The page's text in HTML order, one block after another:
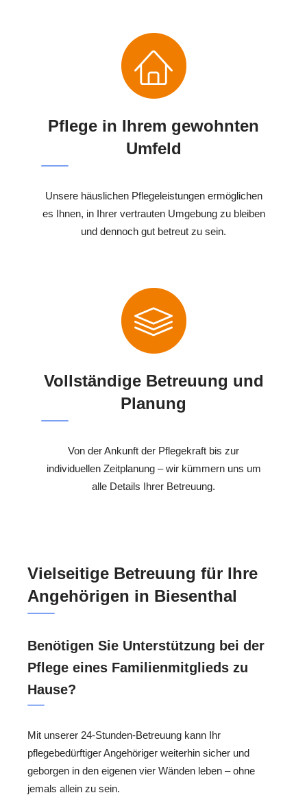
Pflege in Ihrem gewohnten
Umfeld
Unsere häuslichen Pflegeleistungen ermöglichen
es Ihnen, in Ihrer vertrauten Umgebung zu bleiben
und dennoch gut betreut zu sein.
Vollständige Betreuung und
Planung
Von der Ankunft der Pflegekraft bis zur
individuellen Zeitplanung – wir kümmern uns um
alle Details Ihrer Betreuung.
Vielseitige Betreuung für Ihre
Angehörigen in Biesenthal
Benötigen Sie Unterstützung bei der
Pflege eines Familienmitglieds zu
Hause?
Mit unserer 24-Stunden-Betreuung kann Ihr
pflegebedürftiger Angehöriger weiterhin sicher und
geborgen in den eigenen vier Wänden leben – ohne
jemals allein zu sein.